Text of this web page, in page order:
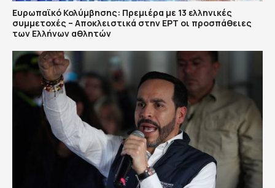
Ευρωπαϊκό Κολύμβησης: Πρεμιέρα με 13 ελληνικές
συμμετοχές – Αποκλειστικά στην ΕΡΤ οι προσπάθειες
των Ελλήνων αθλητών